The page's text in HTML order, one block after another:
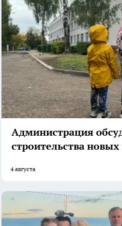
Администрация
строительства
4 августа